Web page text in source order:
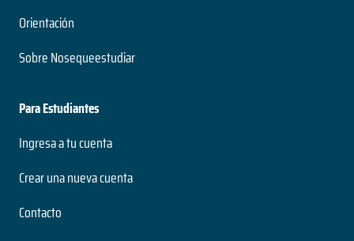
Orientación
Sobre Nosequeestudiar
Para Estudiantes
Ingresa a tu cuenta
Crear una nueva cuenta
Contacto